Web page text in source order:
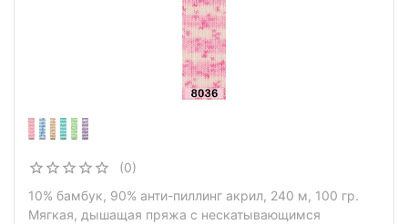
(0)
10% бамбук, 90% анти-пиллинг акрил, 240 м, 100 гр.
Мягкая, дышащая пряжа с нескатывающимся